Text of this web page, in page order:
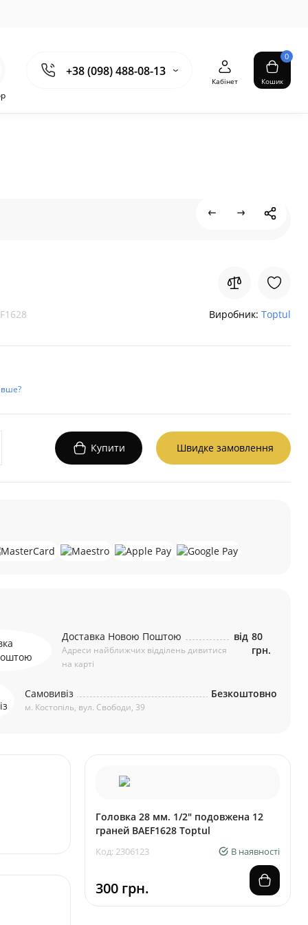
+38 (098) 488-08-13
Кабінет
0
Кошик
Виробник: Toptul
Купити Швидке замовлення
Доставка Новою Поштою
Адреси найближчих відділень дивитися
на карті
від 80
грн.
Самовивіз
м. Костопіль, вул. Свободи, 39
Безкоштовно
Головкa 28 мм. 1/2" подовжена 12
граней BAEF1628 Toptul
Код: 2306123 В наявності
300 грн.